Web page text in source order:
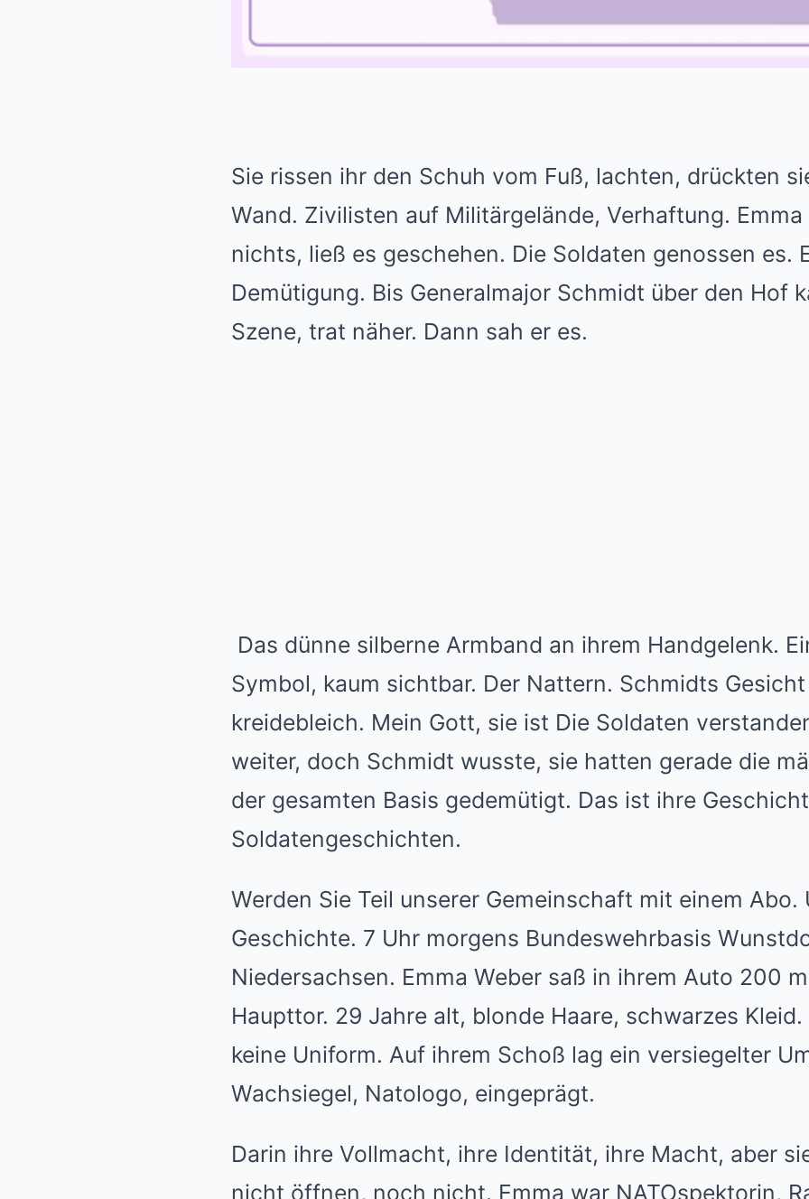
Sie rissen ihr den Schuh vom Fuß, lachten, drückten
Wand. Zivilisten auf Militärgelände, Verhaftung.
nichts, ließ es geschehen. Die Soldaten genossen es.
Demütigung. Bis Generalmajor Schmidt über den Hof
Szene, trat näher. Dann sah er es.
Das dünne silberne Armband an ihrem Handgelenk.
Symbol, kaum sichtbar. Der Nattern. Schmidts
kreidebleich. Mein Gott, sie ist Die Soldaten
weiter, doch Schmidt wusste, sie hatten gerade die
der gesamten Basis gedemütigt. Das ist ihre
Soldatengeschichten.
Werden Sie Teil unserer Gemeinschaft mit einem Abo.
Geschichte. 7 Uhr morgens Bundeswehrbasis
Niedersachsen. Emma Weber saß in ihrem Auto 200
Haupttor. 29 Jahre alt, blonde Haare, schwarzes Kleid.
keine Uniform. Auf ihrem Schoß lag ein versiegelter
Wachsiegel, Natologo, eingeprägt.
Darin ihre Vollmacht, ihre Identität, ihre Macht, aber
nicht öffnen, noch nicht. Emma war NATOspektorin,